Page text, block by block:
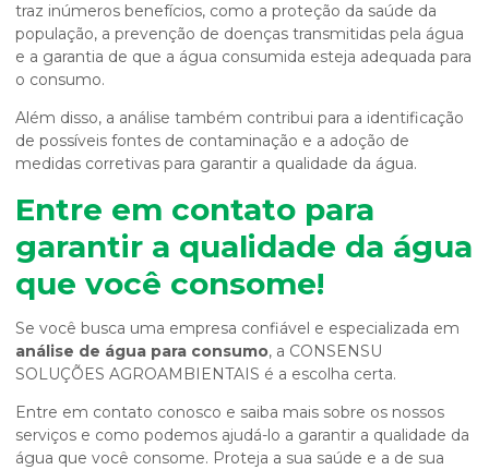
traz inúmeros benefícios, como a proteção da saúde da
população, a prevenção de doenças transmitidas pela água
e a garantia de que a água consumida esteja adequada para
o consumo.
Além disso, a análise também contribui para a identificação
de possíveis fontes de contaminação e a adoção de
medidas corretivas para garantir a qualidade da água.
Entre em contato para
garantir a qualidade da água
que você consome!
Se você busca uma empresa confiável e especializada em
análise de água para consumo, a CONSENSU
SOLUÇÕES AGROAMBIENTAIS é a escolha certa.
Entre em contato conosco e saiba mais sobre os nossos
serviços e como podemos ajudá-lo a garantir a qualidade da
água que você consome. Proteja a sua saúde e a de sua